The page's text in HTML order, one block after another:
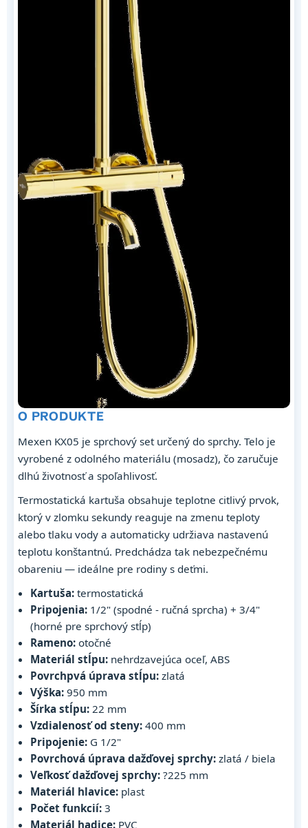
O PRODUKTE
Mexen KX05 je sprchový set určený do sprchy. Telo je
vyrobené z odolného materiálu (mosadz), čo zaručuje
dlhú životnosť a spoľahlivosť.
Termostatická kartuša obsahuje teplotne citlivý prvok,
ktorý v zlomku sekundy reaguje na zmenu teploty
alebo tlaku vody a automaticky udržiava nastavenú
teplotu konštantnú. Predchádza tak nebezpečnému
obareniu — ideálne pre rodiny s deťmi.
Kartuša: termostatická
Pripojenia: 1/2" (spodné - ručná sprcha) + 3/4"
(horné pre sprchový stĺp)
Rameno: otočné
Materiál stĺpu: nehrdzavejúca oceľ, ABS
Povrchpvá úprava stĺpu: zlatá
Výška: 950 mm
Šírka stĺpu: 22 mm
Vzdialenosť od steny: 400 mm
Pripojenie: G 1/2"
Povrchová úprava dažďovej sprchy: zlatá / biela
Veľkosť dažďovej sprchy: ?225 mm
Materiál hlavice: plast
Počet funkcií: 3
Materiál hadice: PVC